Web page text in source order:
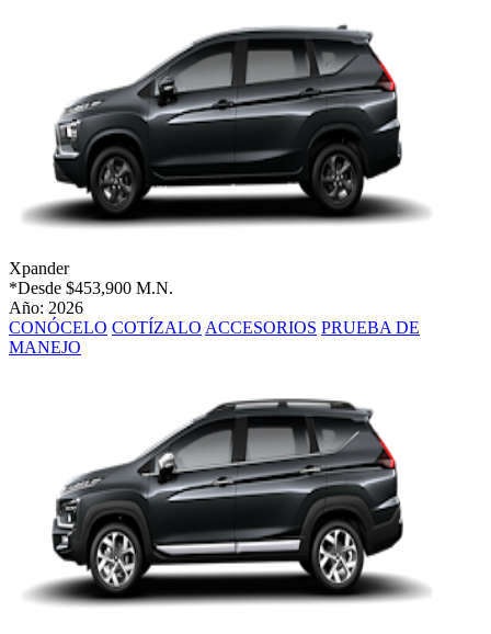
Xpander
*Desde $453,900 M.N.
Año: 2026
CONÓCELO COTÍZALO ACCESORIOS PRUEBA DE
MANEJO